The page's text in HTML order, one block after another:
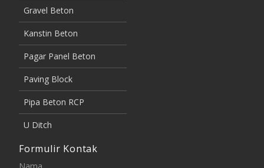
Gravel Beton
Kanstin Beton
Pagar Panel Beton
Paving Block
Pipa Beton RCP
U Ditch
Formulir Kontak